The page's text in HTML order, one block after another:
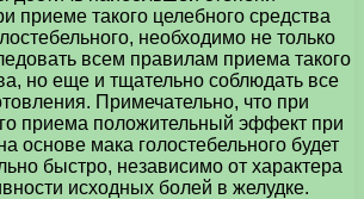
приеме такого целебного средства
необходимо не только
всем правилам приема такого
но еще и тщательно соблюдать все
Примечательно, что при
приема положительный эффект при
основе мака голостебельного будет
быстро, независимо от характера
исходных болей в желудке.